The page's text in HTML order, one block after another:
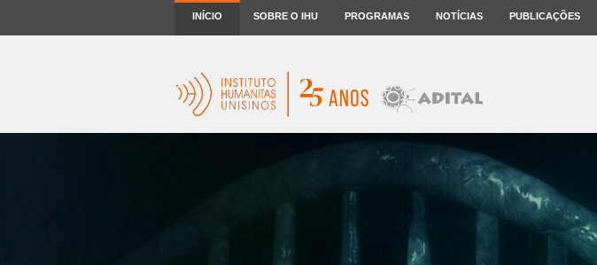
INÍCIO SOBRE O IHU PROGRAMAS NOTÍCIAS PUBLICAÇÕES